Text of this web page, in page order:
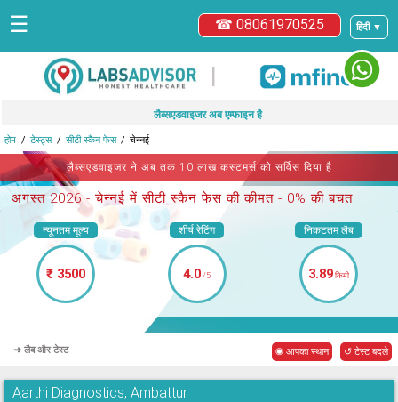
हिंदी ▼
☎ 08061970525
☰
|
लैब्सएडवाइजर अब एम्फाइन है
होम टेस्ट्स सीटी स्कैन फेस चेन्नई
लैब्सएडवाइजर ने अब तक 10 लाख कस्टमर्स को सर्विस दिया है
अगस्त 2026 -चेन्नई में सीटी स्कैन फेस की कीमत - 0% की बचत
न्यूनतम मूल्य
₹ 3500
शीर्ष रेटिंग
4.0/5
निकटतम लैब
3.89किमी
➜ लैब और टेस्ट ◉ आपका स्थान ↺ टेस्ट बदले
Aarthi Diagnostics, Ambattur